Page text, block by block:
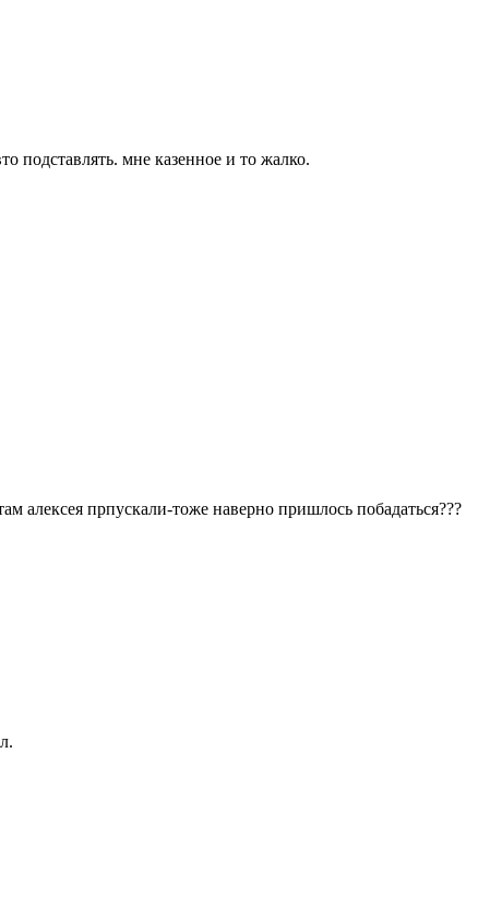
подставлять. мне казенное и то жалко.
алексея прпускали-тоже наверно пришлось побадаться???